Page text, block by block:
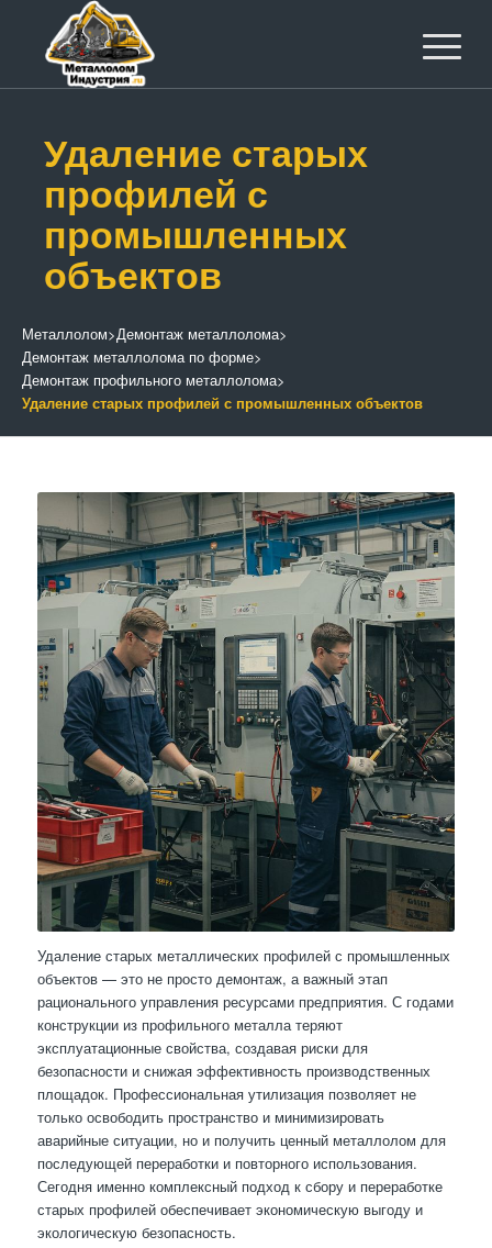
Удаление старых
профилей с
промышленных
объектов
Металлолом>Демонтаж металлолома>
Демонтаж металлолома по форме>
Демонтаж профильного металлолома>
Удаление старых профилей с промышленных объектов
Удаление старых металлических профилей с промышленных
объектов — это не просто демонтаж, а важный этап
рационального управления ресурсами предприятия. С годами
конструкции из профильного металла теряют
эксплуатационные свойства, создавая риски для
безопасности и снижая эффективность производственных
площадок. Профессиональная утилизация позволяет не
только освободить пространство и минимизировать
аварийные ситуации, но и получить ценный металлолом для
последующей переработки и повторного использования.
Сегодня именно комплексный подход к сбору и переработке
старых профилей обеспечивает экономическую выгоду и
экологическую безопасность.